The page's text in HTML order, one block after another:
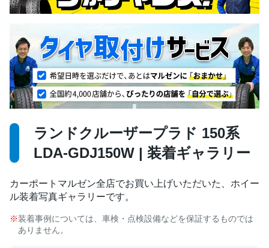
ランドクルーザープラド 150系
LDA-GDJ150W | 装着ギャラリー
カーポートマルゼン全店でお買い上げいただいた、ホイー
ル装着写真ギャラリーです。
装着事例については、車検・点検設備などを保証するものでは
ありません。